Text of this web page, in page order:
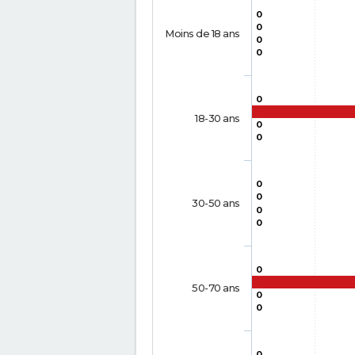
0
0
0
0
0
0
0
0
0
0
0
0
0
0
Moins de 18 ans
18-30 ans
30-50 ans
50-70 ans